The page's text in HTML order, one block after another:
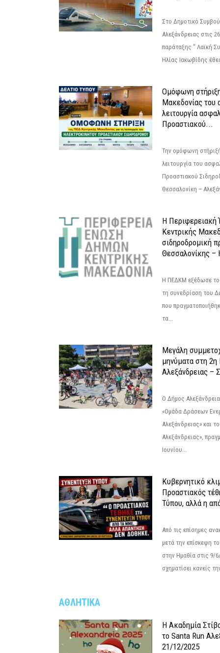
Στο Δημοτικό
Αλεξάνδρειας στις
παράταξης " Λαϊκή
Ηλίας Ιακωβίδης
Ομόφωνη
Μακεδονίας του
λειτουργία
Προαστιακού...
Την ομόφωνη
λειτουργία του
Προαστιακού
Θεσσαλονίκη –
Η
Κεντρικής
σιδηροδρομική
Θεσσαλονίκης –
Η ΠΕΔΚΜ εξέδωσε το
τη συνεδρίαση του
που
τα...
Μεγάλη
μηνύματα στη
Αλεξάνδρειας –
Ο Δήμος
«Ομάδα Δράσεων
Αλεξάνδρειας» και
Αλεξάνδρειας»,
Ιουνίου...
Κυβερνητικό
Προαστιακός
Τύπου, αλλά η
Από τις επίσημες
μετά την επίσκεψη
στην Ημαθία στις 9/
σχηματίσει κανείς
ΑΘΛΗΤΙΚΑ
Η Ακαδημία
το Santa Run
21/12/2025